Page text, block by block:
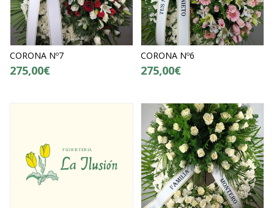
CORONA Nº7
275,00€
CORONA Nº6
275,00€